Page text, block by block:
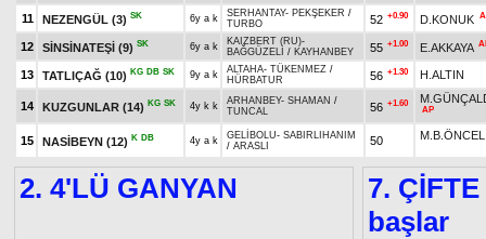
11 NEZENGÜL (3) SK 6y a k SERHANTAY- PEKŞEKER /
TURBO
52 +0.90 D.KONUK
12 SİNSİNATEŞİ (9) SK 6y a k KAIZBERT (RU)-
BAĞGÜZELİ / KAYHANBEY 55 +1.00 E.AKKAYA
13 TATLIÇAĞ (10) KG DB SK 9y a k ALTAHA- TÜKENMEZ /
HÜRBATUR
56 +1.30 H.ALTIN
14 KUZGUNLAR (14) KG SK 4y k k ARHANBEY- SHAMAN /
TUNCAL
56 +1.60
AP
15 NASİBEYN (12) K DB 4y a k GELİBOLU- SABIRLIHANIM
/ ARASLI 50 M.B.ÖNCEL
2. 4'LÜ GANYAN
7.
başlar